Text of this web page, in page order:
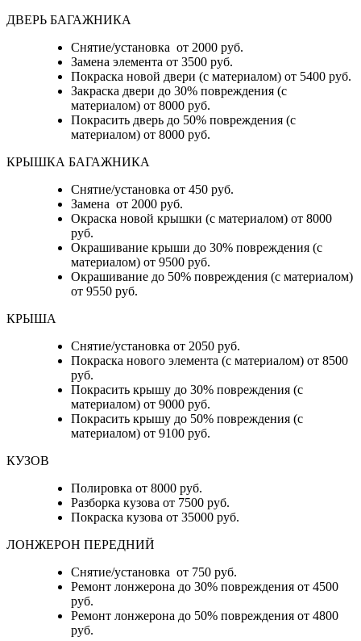
ДВЕРЬ БАГАЖНИКА
Снятие/установка от 2000 руб.
Замена элемента от 3500 руб.
Покраска новой двери (с материалом) от 5400 руб.
Закраска двери до 30% повреждения (с
материалом) от 8000 руб.
Покрасить дверь до 50% повреждения (с
материалом) от 8000 руб.
КРЫШКА БАГАЖНИКА
Снятие/установка от 450 руб.
Замена от 2000 руб.
Окраска новой крышки (с материалом) от 8000
руб.
Окрашивание крыши до 30% повреждения (с
материалом) от 9500 руб.
Окрашивание до 50% повреждения (с материалом)
от 9550 руб.
КРЫША
Снятие/установка от 2050 руб.
Покраска нового элемента (с материалом) от 8500
руб.
Покрасить крышу до 30% повреждения (с
материалом) от 9000 руб.
Покрасить крышу до 50% повреждения (с
материалом) от 9100 руб.
КУЗОВ
Полировка от 8000 руб.
Разборка кузова от 7500 руб.
Покраска кузова от 35000 руб.
ЛОНЖЕРОН ПЕРЕДНИЙ
Снятие/установка от 750 руб.
Ремонт лонжерона до 30% повреждения от 4500
руб.
Ремонт лонжерона до 50% повреждения от 4800
руб.